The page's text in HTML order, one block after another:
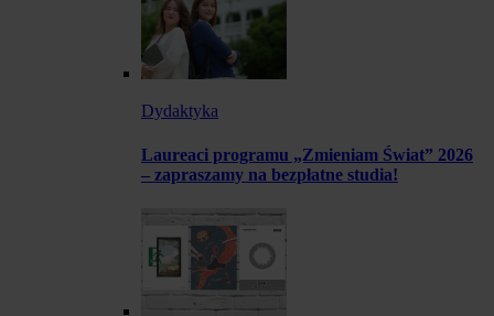
Dydaktyka
Laureaci programu „Zmieniam Świat” 2026
– zapraszamy na bezpłatne studia!